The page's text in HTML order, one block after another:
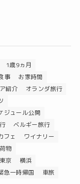
1歳9ヵ月
事
お家時間
紹介
オランダ旅行
ジュール公開
ベルギー旅行
フェ
ワイナリー
物
東京
横浜
急一時帰国
車旅